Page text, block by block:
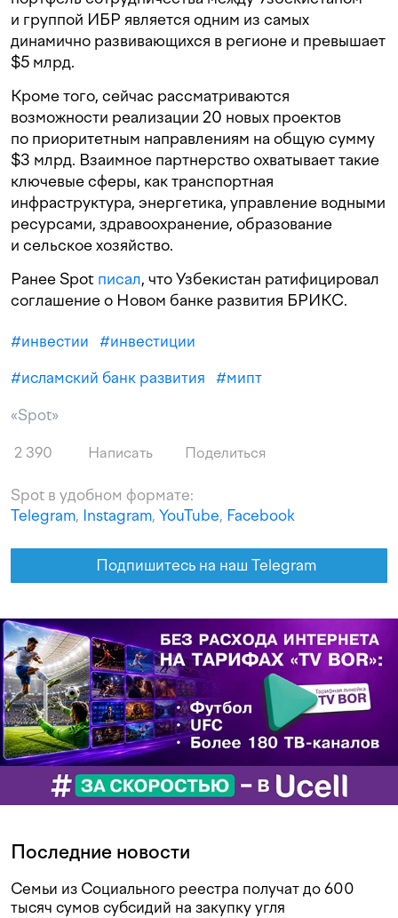
и группой ИБР является одним из самых
динамично развивающихся в регионе и превышает
$5 млрд.
Кроме того, сейчас рассматриваются
возможности реализации 20 новых проектов
по приоритетным направлениям на общую сумму
$3 млрд. Взаимное партнерство охватывает такие
ключевые сферы, как транспортная
инфраструктура, энергетика, управление водными
ресурсами, здравоохранение, образование
и сельское хозяйство.
Ранее Spot писал, что Узбекистан ратифицировал
соглашение о Новом банке развития БРИКС.
#инвестии #инвестиции
#исламский банк развития #мипт
«Spot»
2 390 Написать Поделиться
Spot в удобном формате:
Telegram, Instagram, YouTube, Facebook
Подпишитесь на наш Telegram
Последние новости
Семьи из Социального реестра получат до 600
тысяч сумов субсидий на закупку угля